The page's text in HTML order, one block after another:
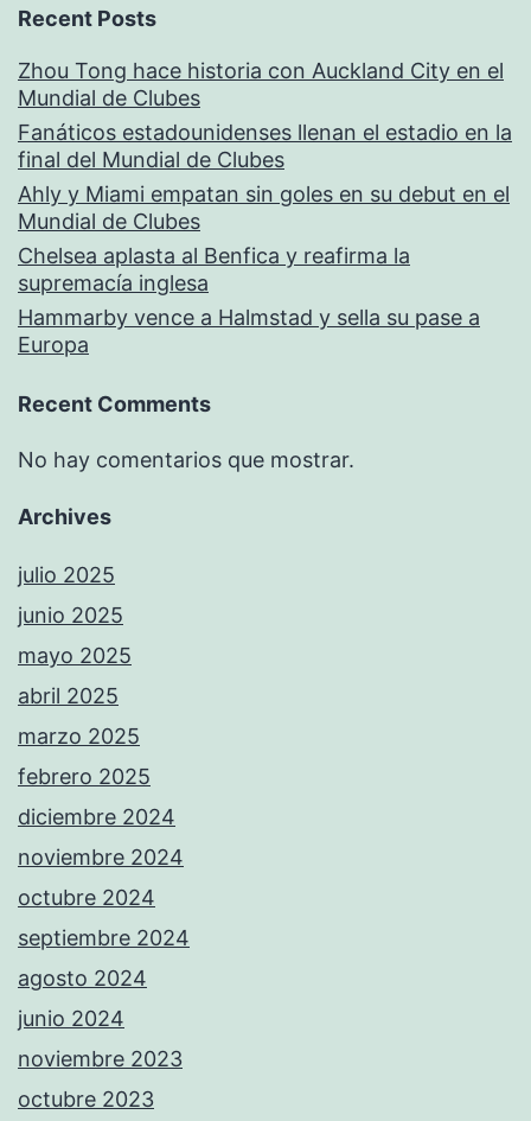
Recent Posts
Zhou Tong hace historia con Auckland City en el
Mundial de Clubes
Fanáticos estadounidenses llenan el estadio en la
final del Mundial de Clubes
Ahly y Miami empatan sin goles en su debut en el
Mundial de Clubes
Chelsea aplasta al Benfica y reafirma la
supremacía inglesa
Hammarby vence a Halmstad y sella su pase a
Europa
Recent Comments
No hay comentarios que mostrar.
Archives
julio 2025
junio 2025
mayo 2025
abril 2025
marzo 2025
febrero 2025
diciembre 2024
noviembre 2024
octubre 2024
septiembre 2024
agosto 2024
junio 2024
noviembre 2023
octubre 2023